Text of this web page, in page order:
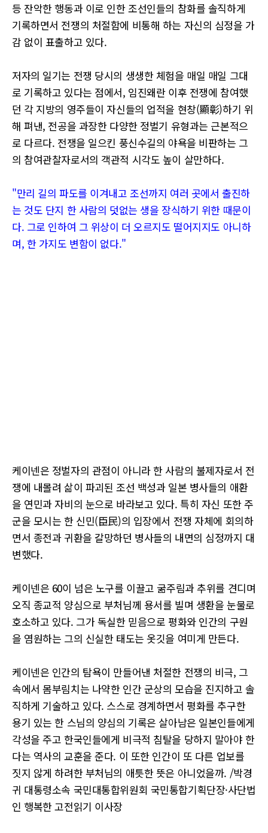
등 잔악한 행동과 이로 인한 조선인들의 참화를 솔직하게
기록하면서 전쟁의 처절함에 비통해 하는 자신의 심정을 가
감 없이 표출하고 있다.
저자의 일기는 전쟁 당시의 생생한 체험을 매일 매일 그대
로 기록하고 있다는 점에서, 임진왜란 이후 전쟁에 참여했
던 각 지방의 영주들이 자신들의 업적을 현창(顯彰)하기 위
해 펴낸, 전공을 과장한 다양한 정벌기 유형과는 근본적으
로 다르다. 전쟁을 일으킨 풍신수길의 야욕을 비판하는 그
의 참여관찰자로서의 객관적 시각도 높이 살만하다.
"만리 길의 파도를 이겨내고 조선까지 여러 곳에서 출진하
는 것도 단지 한 사람의 덧없는 생을 장식하기 위한 때문이
다. 그로 인하여 그 위상이 더 오르지도 떨어지지도 아니하
며, 한 가지도 변함이 없다."
케이넨은 정벌자의 관점이 아니라 한 사람의 불제자로서 전
쟁에 내몰려 삶이 파괴된 조선 백성과 일본 병사들의 애환
을 연민과 자비의 눈으로 바라보고 있다. 특히 자신 또한 주
군을 모시는 한 신민(臣民)의 입장에서 전쟁 자체에 회의하
면서 종전과 귀환을 갈망하던 병사들의 내면의 심정까지 대
변했다.
케이넨은 60이 넘은 노구를 이끌고 굶주림과 추위를 견디며
오직 종교적 양심으로 부처님께 용서를 빌며 생환을 눈물로
호소하고 있다. 그가 독실한 믿음으로 평화와 인간의 구원
을 염원하는 그의 신실한 태도는 옷깃을 여미게 만든다.
케이넨은 인간의 탐욕이 만들어낸 처절한 전쟁의 비극, 그
속에서 몸부림치는 나약한 인간 군상의 모습을 진지하고 솔
직하게 기술하고 있다. 스스로 경계하면서 평화를 추구한
용기 있는 한 스님의 양심의 기록은 살아남은 일본인들에게
각성을 주고 한국인들에게 비극적 침탈을 당하지 말아야 한
다는 역사의 교훈을 준다. 이 또한 인간이 또 다른 업보를
짓지 않게 하려한 부처님의 애틋한 뜻은 아니었을까. /박경
귀 대통령소속 국민대통합위원회 국민통합기획단장·사단법
인 행복한 고전읽기 이사장